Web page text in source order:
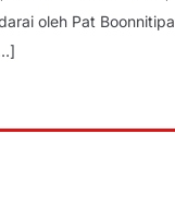
oleh Pat